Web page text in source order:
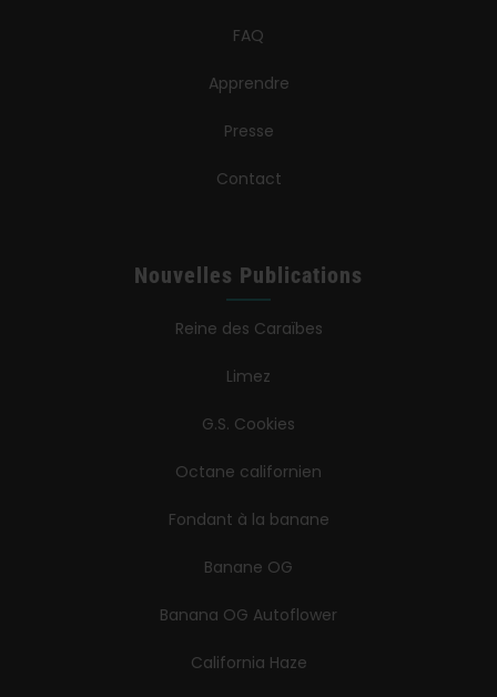
FAQ
Apprendre
Presse
Contact
Nouvelles Publications
Reine des Caraïbes
Limez
G.S. Cookies
Octane californien
Fondant à la banane
Banane OG
Banana OG Autoflower
California Haze